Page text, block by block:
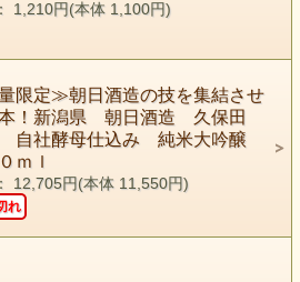
1,210円(本体 1,100円)
限定≫朝日酒造の技を集結させ
！新潟県 朝日酒造 久保田
自社酵母仕込み 純米大吟醸
ｍｌ
12,705円(本体 11,550円)
れ